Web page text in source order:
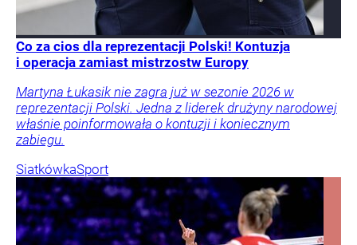
Co za cios dla reprezentacji Polski! Kontuzja
i operacja zamiast mistrzostw Europy
Martyna Łukasik nie zagra już w sezonie 2026 w
reprezentacji Polski. Jedna z liderek drużyny narodowej
właśnie poinformowała o kontuzji i koniecznym
zabiegu.
SiatkówkaSport